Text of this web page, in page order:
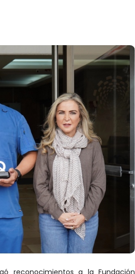
reconocimientos a la Fundación